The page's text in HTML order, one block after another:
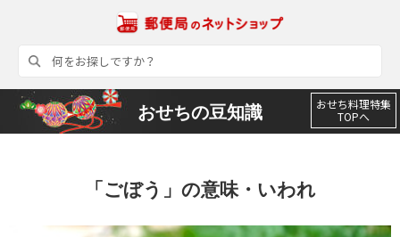
おせちの豆知識
おせち料理特集
TOPへ
「ごぼう」の意味・いわれ